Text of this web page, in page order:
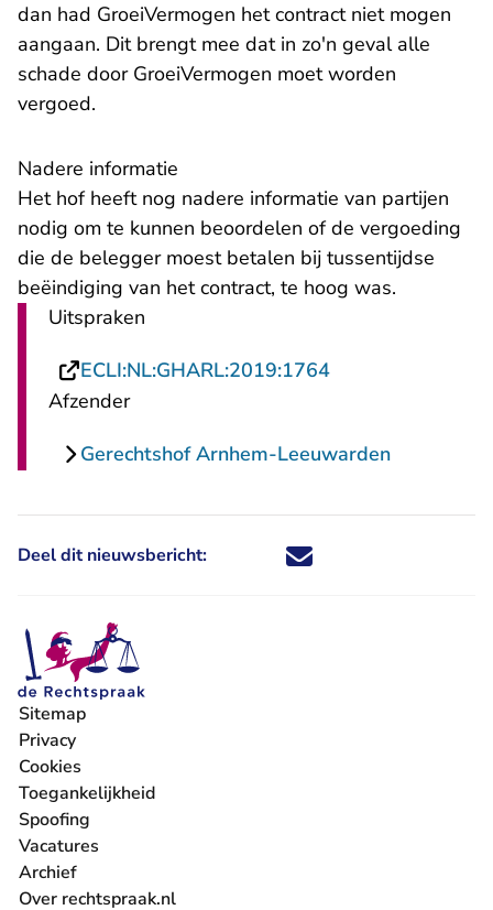
dan had GroeiVermogen het contract niet mogen
aangaan. Dit brengt mee dat in zo'n geval alle
schade door GroeiVermogen moet worden
vergoed.
Nadere informatie
Het hof heeft nog nadere informatie van partijen
nodig om te kunnen beoordelen of de vergoeding
die de belegger moest betalen bij tussentijdse
beëindiging van het contract, te hoog was.
Uitspraken
ECLI:NL:GHARL:2019:1764- U verlaat
Afzender
Gerechtshof Arnhem-Leeuwarden
Deel dit nieuwsbericht: Deel dit nieuwsbericht via X -
Deel dit nieuwsbericht via
Deel dit nieuwsbericht
Deel dit
Sitemap
Privacy
Cookies
Toegankelijkheid
Spoofing
Vacatures
- U verlaat Rechtspraak.nl
Archief
Over rechtspraak.nl